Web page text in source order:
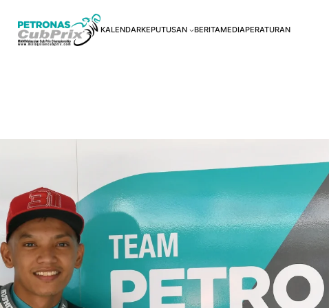
KALENDARKEPUTUSAN BERITAMEDIAPERATURAN